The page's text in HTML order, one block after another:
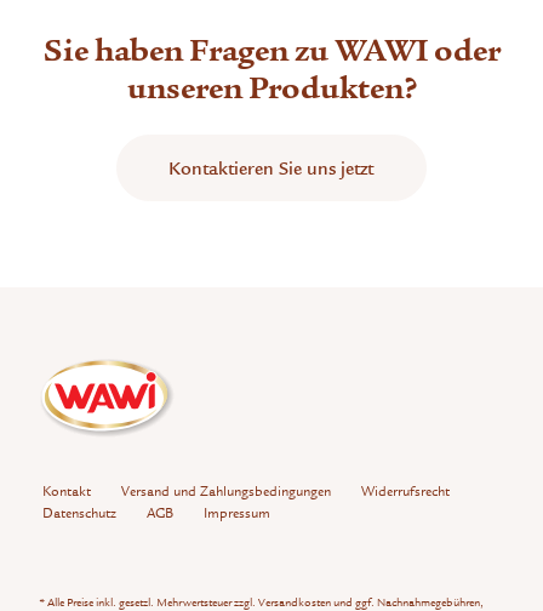
Sie haben Fragen zu WAWI oder
unseren Produkten?
Kontaktieren Sie uns jetzt
Kontakt Versand und Zahlungsbedingungen
Widerrufsrecht
Datenschutz
AGB Impressum
* Alle Preise inkl. gesetzl. Mehrwertsteuer zzgl.Versandkostenund ggf. Nachnahmegebühren,